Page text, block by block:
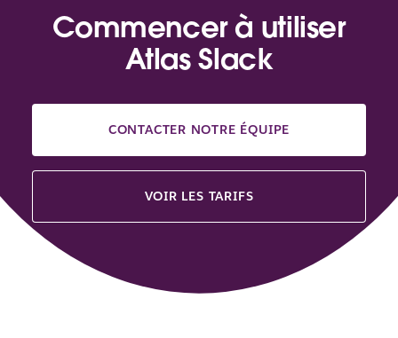
Commencer à utiliser
Atlas Slack
CONTACTER NOTRE ÉQUIPE
VOIR LES TARIFS